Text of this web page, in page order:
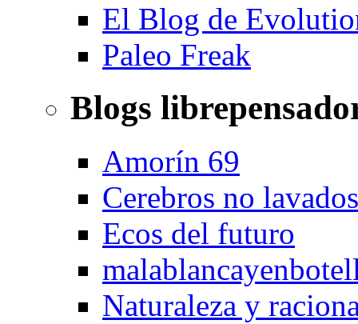
El Blog de
Paleo Freak
Blogs
Amorín 69
Cerebros no lavados
Ecos del futuro
Naturaleza y